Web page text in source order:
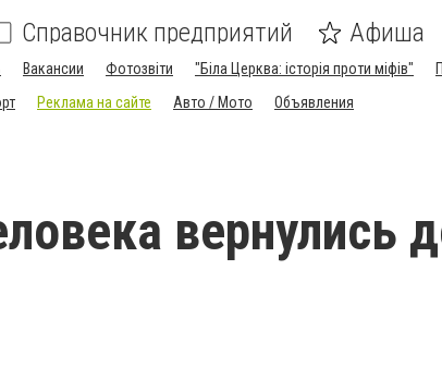
Справочник предприятий Афиша
Вакансии Фотозвіти "Біла Церква: історія проти міфів"
Реклама на сайте Авто / Мото Объявления
вернулись